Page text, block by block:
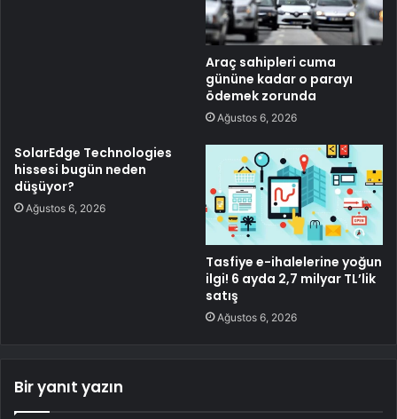
Araç sahipleri cuma
gününe kadar o parayı
ödemek zorunda
Ağustos 6, 2026
SolarEdge Technologies
hissesi bugün neden
düşüyor?
Ağustos 6, 2026
Tasfiye e-ihalelerine yoğun
ilgi! 6 ayda 2,7 milyar TL’lik
satış
Ağustos 6, 2026
Bir yanıt yazın